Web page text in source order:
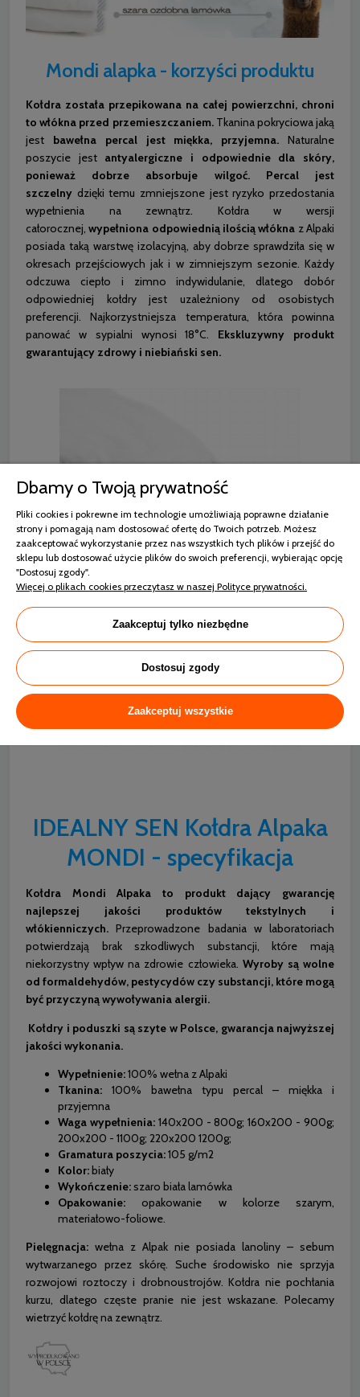
Mondi alapka - korzyści produktu
Kołdra została przepikowana na całej powierzchni, chroni
to włókna przed przemieszczaniem.Tkanina pokryciowa jaką
jest bawełna percal jest miękka, przyjemna. Naturalne
poszycie jest antyalergiczne i odpowiednie dla skóry,
ponieważ dobrze absorbuje wilgoć.
Percal jest
szczelny dzięki temu zmniejszone jest ryzyko przedostania
wypełnienia na zewnątrz. Kołdra w wersji
całorocznej,wypełniona odpowiednią ilością włókna z Alpaki
posiada taką warstwę izolacyjną, aby dobrze sprawdziła się w
okresach przejściowych jak i w zimniejszym sezonie. Każdy
odczuwa ciepło i zimno indywidulanie, dlatego dobór
odpowiedniej kołdry jest uzależniony od osobistych
preferencji. Najkorzystniejsza temperatura, która powinna
panować w sypialni wynosi 18°C. Ekskluzywny produkt
gwarantujący zdrowy i niebiański sen.
IDEALNY SEN Kołdra Alpaka
MONDI - specyfikacja
Kołdra Mondi Alpaka to produkt dający gwarancję
najlepszej jakości produktów tekstylnych i
włókienniczych. Przeprowadzone badania w laboratoriach
potwierdzają brak szkodliwych substancji, które mają
niekorzystny wpływ na zdrowie człowieka. Wyroby są wolne
od formaldehydów, pestycydów czy substancji, które mogą
być przyczyną wywoływania alergii.
Kołdry i poduszki są szyte w Polsce, gwarancja najwyższej
jakości wykonania.
Wypełnienie:100% wełna z Alpaki
Tkanina: 100% bawełna typu percal – miękka i
przyjemna
Waga wypełnienia: 140x200 - 800g; 160x200 - 900g;
200x200 - 1100g; 220x200 1200g;
Gramatura poszycia:105 g/m2
Kolor:biały
Wykończenie:szaro biała lamówka
Opakowanie: opakowanie w kolorze szarym,
materiałowo-foliowe.
Pielęgnacja: wełna z Alpak nie posiada lanoliny – sebum
wytwarzanego przez skórę. Suche środowisko nie sprzyja
rozwojowi roztoczy i drobnoustrojów. Kołdra nie pochłania
kurzu, dlatego częste pranie nie jest wskazane. Polecamy
wietrzyć kołdrę na zewnątrz.
Dbamy o Twoją prywatność
Pliki cookies i pokrewne im technologie umożliwiają poprawne działanie
strony i pomagają nam dostosować ofertę do Twoich potrzeb. Możesz
zaakceptować wykorzystanie przez nas wszystkich tych plików i przejść do
sklepu lub dostosować użycie plików do swoich preferencji, wybierając opcję
"Dostosuj zgody".
Więcej o plikach cookies przeczytasz w naszej Polityce prywatności.
Zaakceptuj tylko niezbędne
Dostosuj zgody
Zaakceptuj wszystkie